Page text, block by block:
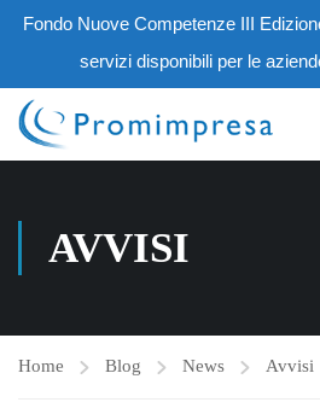
Fondo Nuove Competenze III
servizi disponibili per le
AVVISI
Home Blog News Avvisi